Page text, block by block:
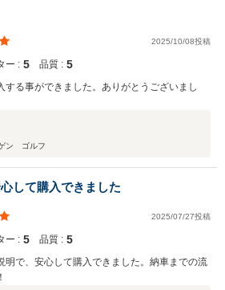
2025/10/08投稿
ー : 5 品質 : 5
する事ができました。ありがとうございまし
ゲン ゴルフ
して購入できました
2025/07/27投稿
ー : 5 品質 : 5
明で、安心して購入できました。納車までの流